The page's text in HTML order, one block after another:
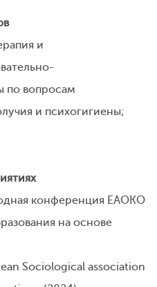
и
по вопросам
и психогигиены;
конференция ЕАОКО
на основе
Sociological association